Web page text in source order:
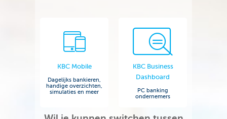
KBC Mobile
Dagelijks bankieren,
handige overzichten,
simulaties en meer
KBC Business
Dashboard
PC banking
ondernemers